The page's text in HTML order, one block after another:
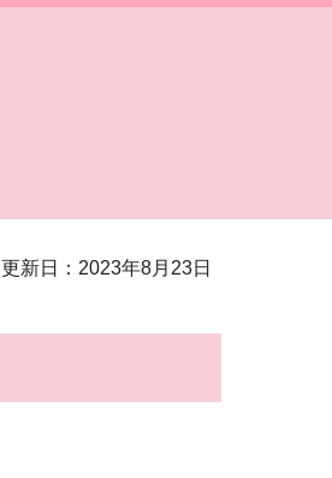
更新日：2023年8月23日